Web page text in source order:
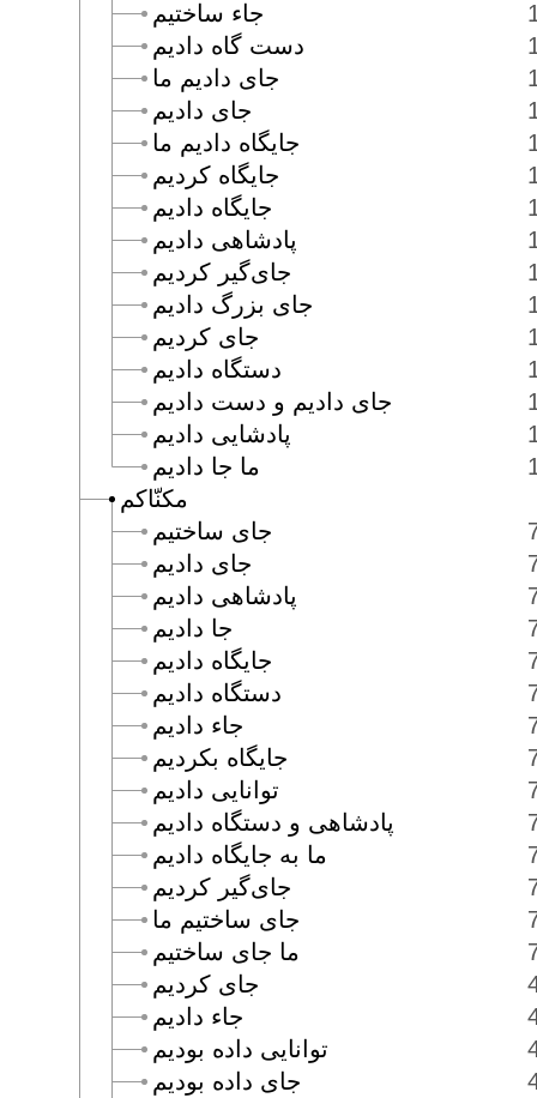
مكنّاكم
جاء ساختيم
دست گاه داديم
جاى داديم ما
جاى داديم
جايگاه داديم ما
جايگاه كرديم
جايگاه داديم
پادشاهى داديم
جاى‌گير كرديم
جاى بزرگ داديم
جاى كرديم
دستگاه داديم
جاى داديم و دست داديم
پادشايى داديم
ما جا داديم
جاى ساختيم
جاى داديم
پادشاهى داديم
جا داديم
جايگاه داديم
دستگاه داديم
جاء داديم
جايگاه بكرديم
توانايى داديم
پادشاهى و دستگاه داديم
ما به جايگاه داديم
جاى‌گير كرديم
جاى ساختيم ما
ما جاى ساختيم
جاى كرديم
جاء داديم
توانايى داده بوديم
جاى داده بوديم